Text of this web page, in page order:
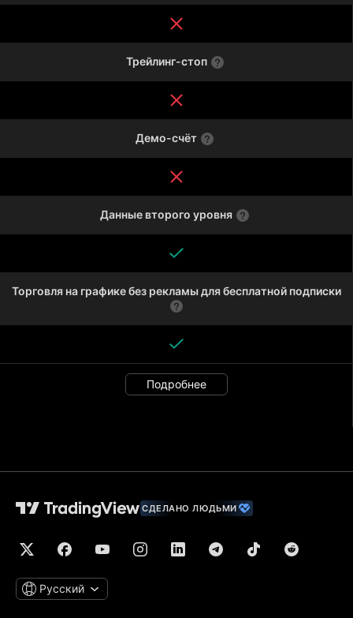
Трейлинг-стоп
Демо-счёт
Данные второго уровня
Торговля на графике без рекламы для бесплатной подписки
Подробнее
СДЕЛАНО ЛЮДЬМИ
Русский